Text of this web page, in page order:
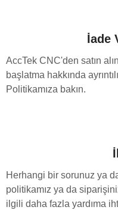
İade
AccTek CNC'den satın
başlatma hakkında
Politikamıza bakın.
Herhangi bir sorunuz ya
politikamız ya da
ilgili daha fazla yardıma